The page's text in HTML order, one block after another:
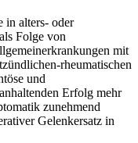
in alters- oder
Folge von
mit
rheumatischen
und
Erfolg mehr
zunehmend
Gelenkersatz in